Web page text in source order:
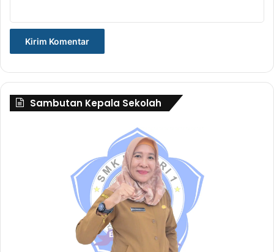
Sambutan Kepala Sekolah